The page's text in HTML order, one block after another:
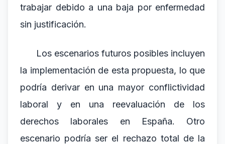
trabajar debido a una baja por enfermedad
sin justificación.
Los escenarios futuros posibles incluyen
la implementación de esta propuesta, lo que
podría derivar en una mayor conflictividad
laboral y en una reevaluación de los
derechos laborales en España. Otro
escenario podría ser el rechazo total de la